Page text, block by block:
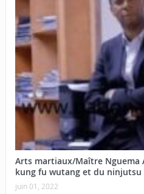
Arts martiaux/Maître Nguema
kung fu wutang et du ninjutsu
juin 01, 2022